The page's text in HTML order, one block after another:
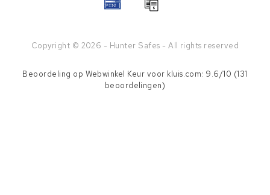
Copyright © 2026 - Hunter Safes - All rights reserved
Beoordeling op Webwinkel Keur voor kluis.com: 9.6/10 (131
beoordelingen)